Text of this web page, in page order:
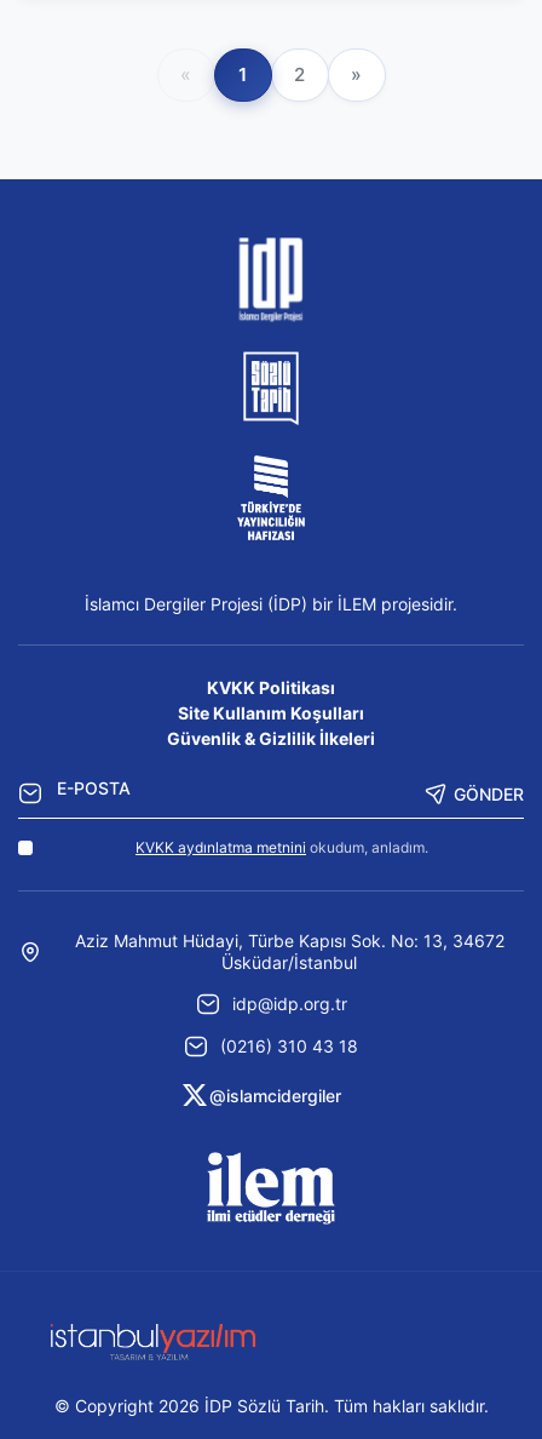
« 1 2 »
İslamcı Dergiler Projesi (İDP) bir İLEM projesidir.
KVKK Politikası
Site Kullanım Koşulları
Güvenlik & Gizlilik İlkeleri
GÖNDER
KVKK aydınlatma metnini okudum, anladım.
Aziz Mahmut Hüdayi, Türbe Kapısı Sok. No: 13, 34672
Üsküdar/İstanbul
idp@idp.org.tr
(0216) 310 43 18
@islamcidergiler
© Copyright 2026 İDP Sözlü Tarih. Tüm hakları saklıdır.